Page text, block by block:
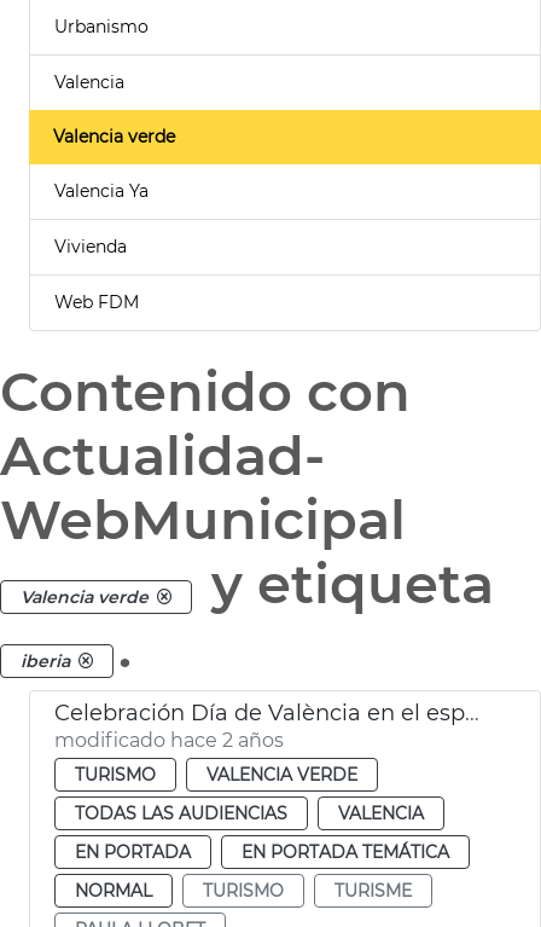
Urbanismo
Valencia
Valencia verde
Valencia Ya
Vivienda
Web FDM
Contenido con
Actualidad-
WebMunicipal
Valencia verde y etiqueta
iberia .
Celebración Día de València en el espacio Iberia de Madrid
modificado hace 2 años
TURISMO
VALENCIA VERDE
TODAS LAS AUDIENCIAS
VALENCIA
EN PORTADA
EN PORTADA TEMÁTICA
NORMAL
TURISMO
TURISME